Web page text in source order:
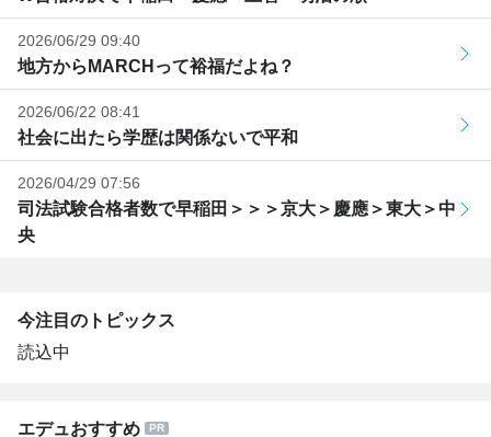
2026/06/29 09:40
地方からMARCHって裕福だよね？
2026/06/22 08:41
社会に出たら学歴は関係ないで平和
2026/04/29 07:56
司法試験合格者数で早稲田＞＞＞京大＞慶應＞東大＞中
央
今注目のトピックス
読込中
エデュおすすめ